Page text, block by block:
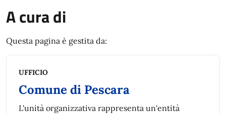
A cura di
Questa pagina è gestita da:
UFFICIO
Comune di Pescara
L'unità organizzativa rappresenta un'entità